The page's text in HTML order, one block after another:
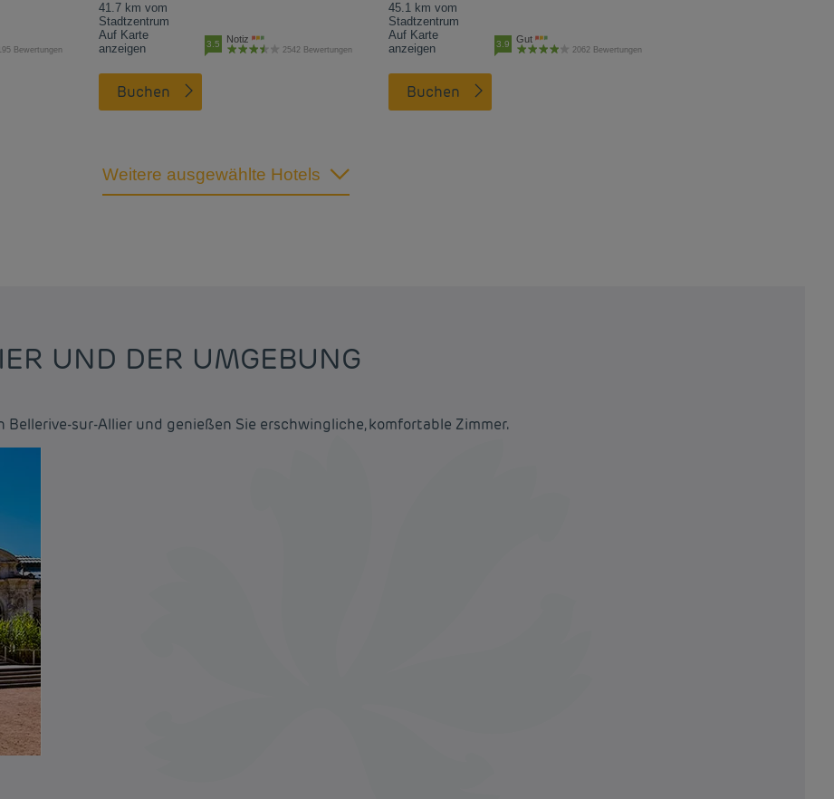
Bewertungen
41.7 km vom
Stadtzentrum
Auf Karte
anzeigen
3.5 Notiz
2542 Bewertungen
Buchen
45.1 km vom
Stadtzentrum
Auf Karte
anzeigen
3.9 Gut
2062 Bewertungen
Buchen
Weitere ausgewählte Hotels
UND DER UMGEBUNG
Bellerive-sur-Allier und genießen Sie erschwingliche, komfortable Zimmer.